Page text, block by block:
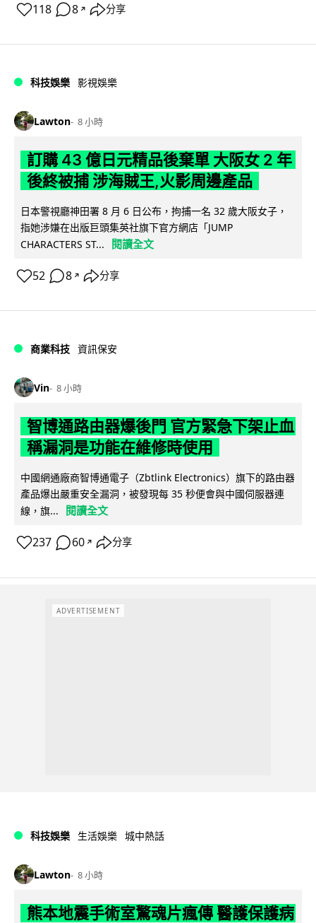
118 8 ↗ 分享
科技娛樂 影視娛樂
Lawton 8 小時
訂購 43 億日元精品後棄單 大阪女 2 年
後終被捕 涉海賊王,火影周邊產品
日本警視廳神田署 8 月 6 日公布，拘捕一名 32 歲大阪女子，
指她涉嫌在出版巨頭集英社旗下官方網店「JUMP
CHARACTERS ST...
閱讀全文
52 8 ↗ 分享
商業科技 資訊保安
Vin 8 小時
智博通路由器爆後門 官方緊急下架止血
稱漏洞是功能在維修時使用
中國網通廠商智博通電子（Zbtlink Electronics）旗下的路由器
產品爆出嚴重安全漏洞，被發現每 35 秒便會與中國伺服器連
線，旗...
閱讀全文
237 60 ↗ 分享
ADVERTISEMENT
科技娛樂 生活娛樂 城中熱話
Lawton 8 小時
熊本地震手術室驚魂片瘋傳 醫護保護病